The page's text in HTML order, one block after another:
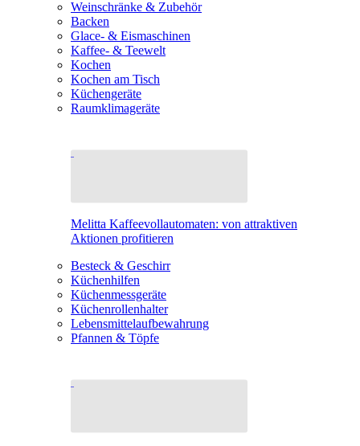
Weinschränke & Zubehör
Backen
Glace- & Eismaschinen
Kaffee- & Teewelt
Kochen
Kochen am Tisch
Küchengeräte
Raumklimageräte
Melitta Kaffeevollautomaten: von attraktiven
Aktionen profitieren
Besteck & Geschirr
Küchenhilfen
Küchenmessgeräte
Küchenrollenhalter
Lebensmittelaufbewahrung
Pfannen & Töpfe